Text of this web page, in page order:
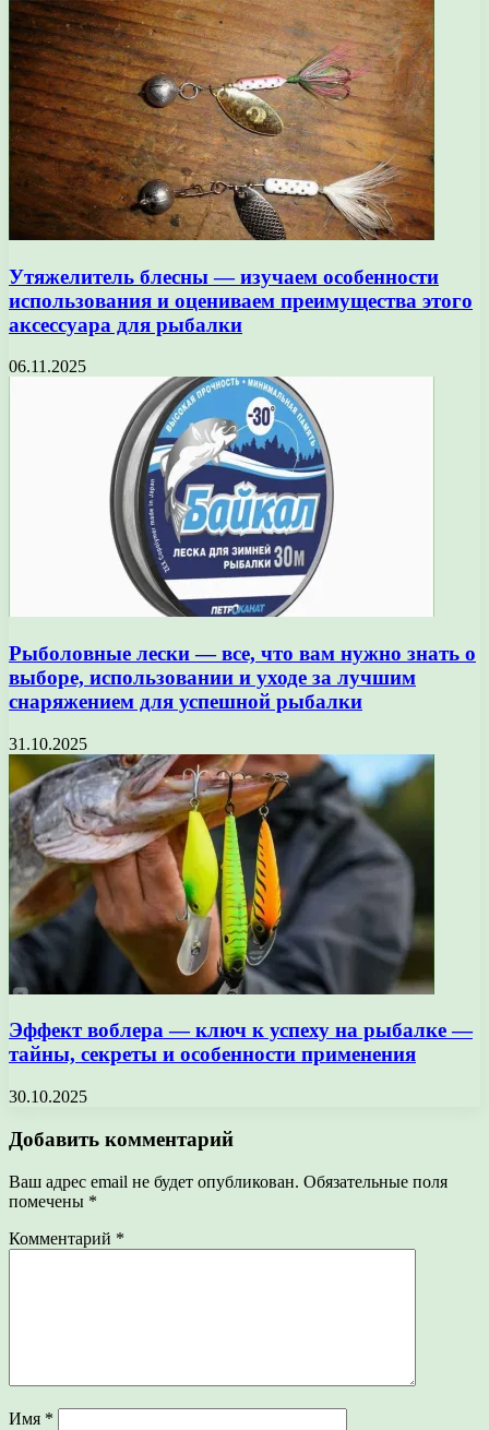
Утяжелитель блесны — изучаем особенности
использования и оцениваем преимущества этого
аксессуара для рыбалки
06.11.2025
Рыболовные лески — все, что вам нужно знать о
выборе, использовании и уходе за лучшим
снаряжением для успешной рыбалки
31.10.2025
Эффект воблера — ключ к успеху на рыбалке —
тайны, секреты и особенности применения
30.10.2025
Добавить комментарий
Ваш адрес email не будет опубликован. Обязательные поля
помечены *
Комментарий *
Имя *